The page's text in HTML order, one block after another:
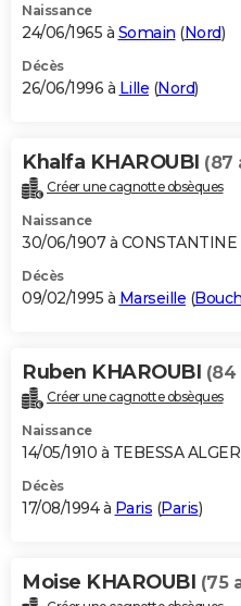
Naissance
24/06/1965 à Somain (Nord)
Décès
26/06/1996 à Lille (Nord)
Khalfa KHAROUBI (87
Créer une cagnotte obsèques
Naissance
30/06/1907 à CONSTANTINE
Décès
09/02/1995 à Marseille (
Ruben KHAROUBI (84
Créer une cagnotte obsèques
Naissance
14/05/1910 à TEBESSA
Décès
17/08/1994 à Paris (Paris)
Moise KHAROUBI (75